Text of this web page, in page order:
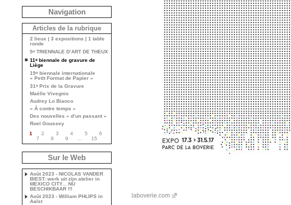
laboverie.com
Navigation
Articles de la rubrique
2 lieux | 3 expositions | 1 table
ronde
5e TRIENNALE D’ART DE THEUX
11 ebiennale de gravure de
Liège
19e biennale internationale
« Petit Format de Papier »
31e Prix de la Gravure
Maëlle Vivegnis
Audrey Lo Bianco
« À contre temps »
Des nouvelles « d’un passant »
Roel Goussey
1
2 3 4 5
6
7
8 9 … 15
Sur le Web
Août 2023 - NICOLAS VANDER
BIEST: werk uit zijn atelier in
MEXICO CITY... NU
BESCHIKBAAR !!!
Août 2023 - William PHLIPS in
Aalst